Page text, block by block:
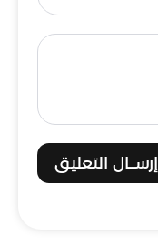
إرســال التعليق